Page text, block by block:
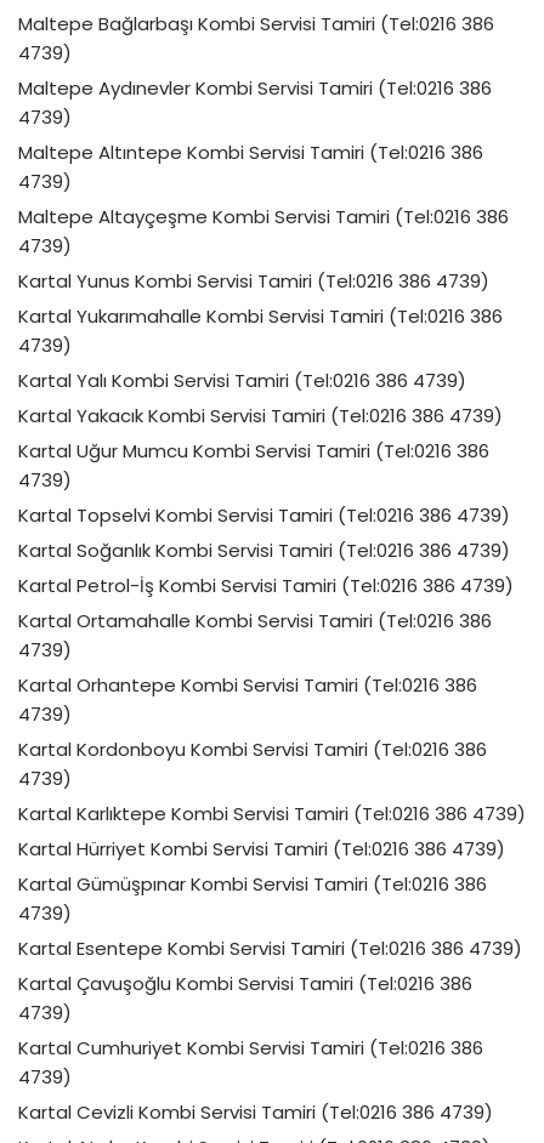
Maltepe Bağlarbaşı Kombi Servisi Tamiri (Tel:0216 386
4739)
Maltepe Aydınevler Kombi Servisi Tamiri (Tel:0216 386
4739)
Maltepe Altıntepe Kombi Servisi Tamiri (Tel:0216 386
4739)
Maltepe Altayçeşme Kombi Servisi Tamiri (Tel:0216 386
4739)
Kartal Yunus Kombi Servisi Tamiri (Tel:0216 386 4739)
Kartal Yukarımahalle Kombi Servisi Tamiri (Tel:0216 386
4739)
Kartal Yalı Kombi Servisi Tamiri (Tel:0216 386 4739)
Kartal Yakacık Kombi Servisi Tamiri (Tel:0216 386 4739)
Kartal Uğur Mumcu Kombi Servisi Tamiri (Tel:0216 386
4739)
Kartal Topselvi Kombi Servisi Tamiri (Tel:0216 386 4739)
Kartal Soğanlık Kombi Servisi Tamiri (Tel:0216 386 4739)
Kartal Petrol-İş Kombi Servisi Tamiri (Tel:0216 386 4739)
Kartal Ortamahalle Kombi Servisi Tamiri (Tel:0216 386
4739)
Kartal Orhantepe Kombi Servisi Tamiri (Tel:0216 386
4739)
Kartal Kordonboyu Kombi Servisi Tamiri (Tel:0216 386
4739)
Kartal Karlıktepe Kombi Servisi Tamiri (Tel:0216 386 4739)
Kartal Hürriyet Kombi Servisi Tamiri (Tel:0216 386 4739)
Kartal Gümüşpınar Kombi Servisi Tamiri (Tel:0216 386
4739)
Kartal Esentepe Kombi Servisi Tamiri (Tel:0216 386 4739)
Kartal Çavuşoğlu Kombi Servisi Tamiri (Tel:0216 386
4739)
Kartal Cumhuriyet Kombi Servisi Tamiri (Tel:0216 386
4739)
Kartal Cevizli Kombi Servisi Tamiri (Tel:0216 386 4739)